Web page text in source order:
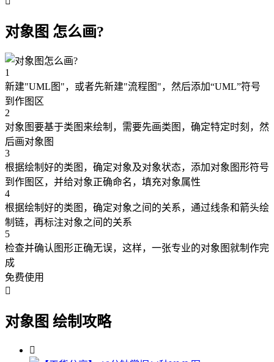
对象图 怎么画?
1
新建"UML图"，或者先新建"流程图"，然后添加“UML”符号
到作图区
2
对象图要基于类图来绘制，需要先画类图，确定特定时刻，然
后画对象图
3
根据绘制好的类图，确定对象及对象状态，添加对象图形符号
到作图区，并给对象正确命名，填充对象属性
4
根据绘制好的类图，确定对象之间的关系，通过线条和箭头绘
制链，再标注对象之间的关系
5
检查并确认图形正确无误，这样，一张专业的对象图就制作完
成
免费使用

对象图 绘制攻略
